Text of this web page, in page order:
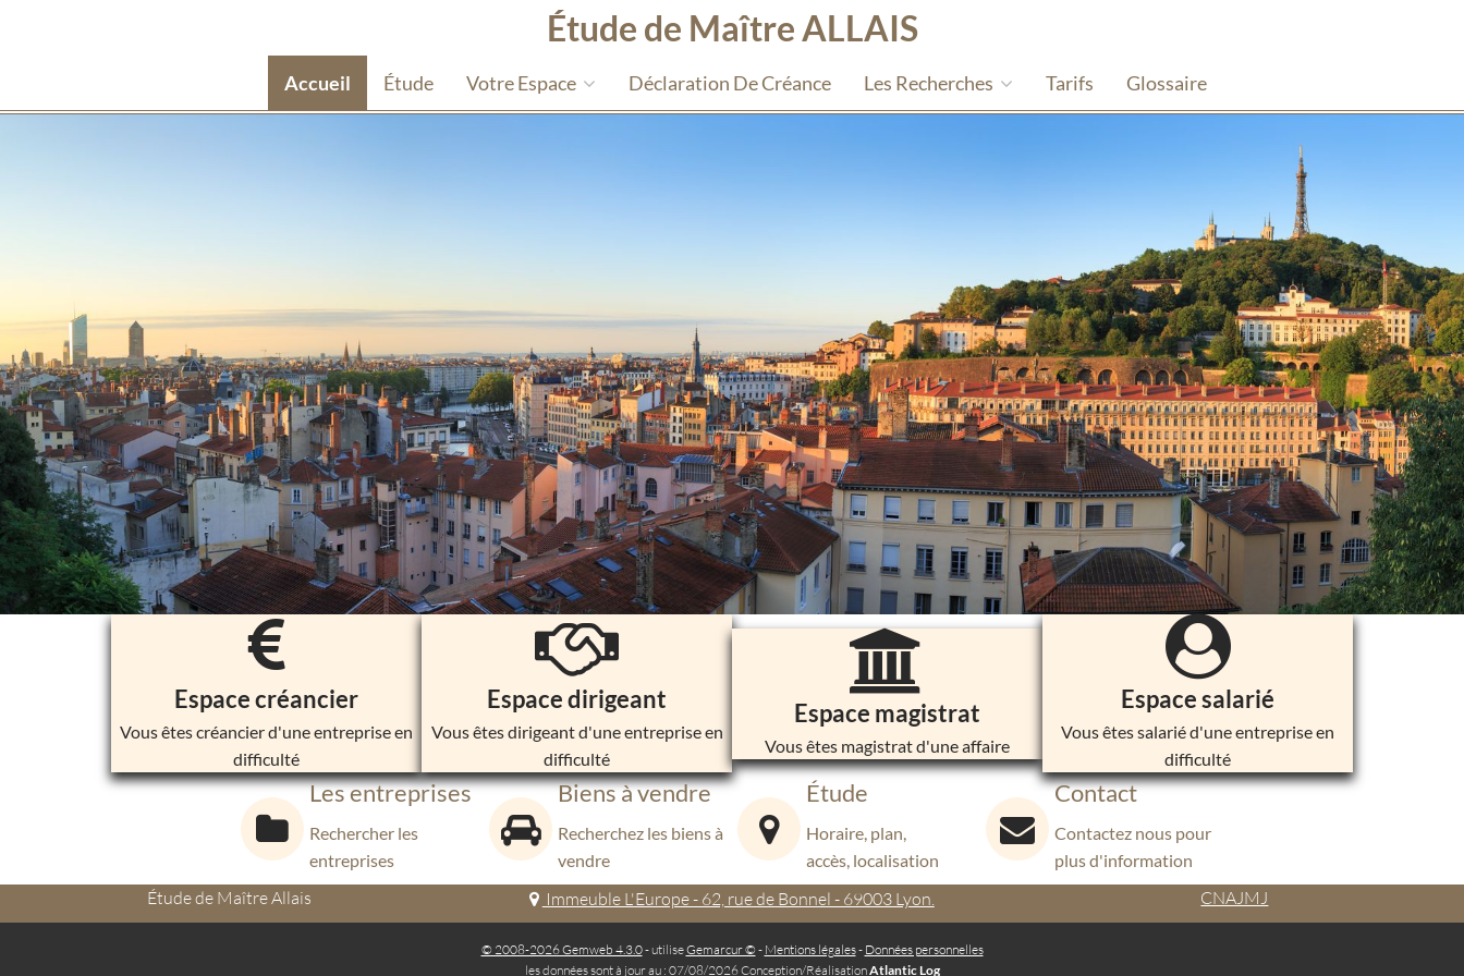
Étude de Maître ALLAIS
Accueil Étude Votre Espace Déclaration De Créance Les Recherches Tarifs Glossaire
Espace créancier
Vous êtes créancier d'une entreprise en
difficulté
Espace dirigeant
Vous êtes dirigeant d'une entreprise en
difficulté
Espace magistrat
Vous êtes magistrat d'une affaire
Espace salarié
Vous êtes salarié d'une entreprise en
difficulté
Les entreprises
Rechercher les
entreprises
Biens à vendre
Recherchez les biens à
vendre
Étude
Horaire, plan,
accès, localisation
Contact
Contactez nous pour
plus d'information
Étude de Maître Allais Immeuble L'Europe - 62, rue de Bonnel - 69003 Lyon. CNAJMJ
© 2008-2026 Gemweb 4.3.0- utiliseGemarcur © - Mentions légales- Données personnelles
les données sont à jour au : 07/08/2026 Conception/RéalisationAtlantic Log